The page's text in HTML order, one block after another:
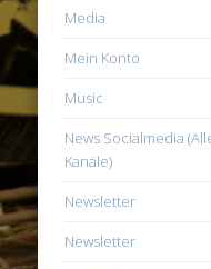
Media
Mein Konto
Music
News Socialmedia
Kanäle)
Newsletter
Newsletter